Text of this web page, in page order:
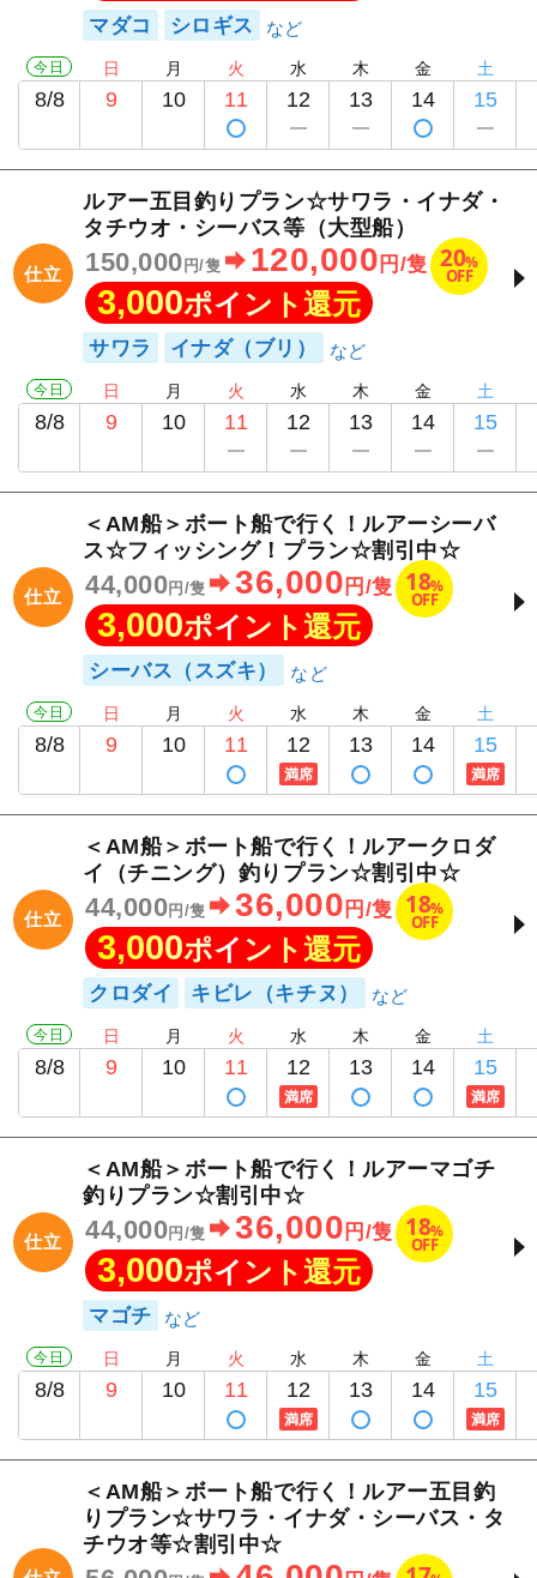
マダコ シロギス
今日
8/8
日
9
月
10
火
11
水
12
木
13
金
14
土
15
仕立
ルアー五目釣りプラン☆サワラ・イナダ・
タチウオ・シーバス等（大型船）
150,000 円/隻 120,000 円/隻 20%
OFF
3,000ポイント還元
サワラ イナダ（ブリ）
今日
8/8
日
9
月
10
火
11
水
12
木
13
金
14
土
15
仕立
＜AM船＞ボート船で行く！ルアーシーバ
ス☆フィッシング！プラン☆割引中☆
44,000 円/隻 36,000 円/隻 18%
OFF
3,000ポイント還元
シーバス（スズキ）
今日
8/8
日
9
月
10
火
11
水
12
満席
木
13
金
14
土
15
満席
仕立
＜AM船＞ボート船で行く！ルアークロダ
イ（チニング）釣りプラン☆割引中☆
44,000 円/隻 36,000 円/隻 18%
OFF
3,000ポイント還元
クロダイ キビレ（キチヌ）
今日
8/8
日
9
月
10
火
11
水
12
満席
木
13
金
14
土
15
満席
仕立
＜AM船＞ボート船で行く！ルアーマゴチ
釣りプラン☆割引中☆
44,000 円/隻 36,000 円/隻 18%
OFF
3,000ポイント還元
マゴチ
今日
8/8
日
9
月
10
火
11
水
12
満席
木
13
金
14
土
15
満席
＜AM船＞ボート船で行く！ルアー五目釣
りプラン☆サワラ・イナダ・シーバス・タ
チウオ等☆割引中☆
林遊船